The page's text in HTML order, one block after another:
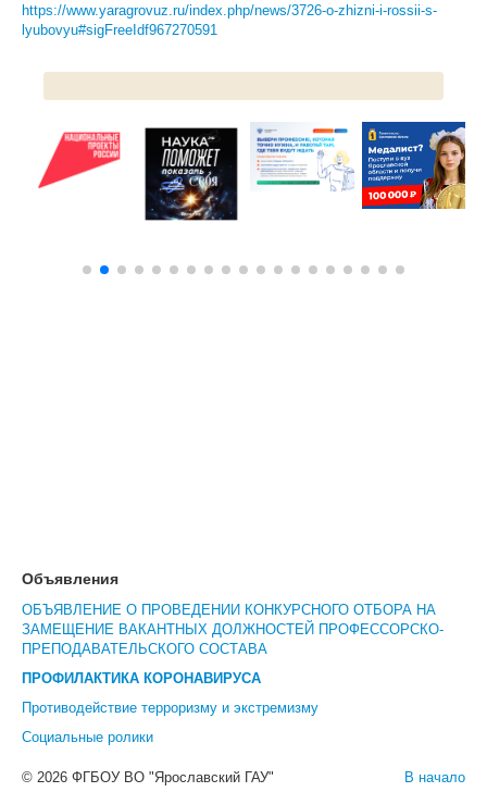
НАУКА И МЕЖДУНАРОДНАЯ ДЕЯТЕЛЬНОСТЬ
ПРОТИВОДЕЙСТВИЕ КОРРУПЦИИ
ФАКУЛЬТЕТЫ
ЖУРНАЛ "ВЕСТНИК АПК ВЕРХНЕВОЛЖЬЯ"
https://www.yaragrovuz.ru/index.php/news/3726-o-zhizni-i-rossii-s-
lyubovyu#sigFreeIdf967270591
Объявления
ОБЪЯВЛЕНИЕ О ПРОВЕДЕНИИ КОНКУРСНОГО ОТБОРА НА
ЗАМЕЩЕНИЕ ВАКАНТНЫХ ДОЛЖНОСТЕЙ ПРОФЕССОРСКО-
ПРЕПОДАВАТЕЛЬСКОГО СОСТАВА
ПРОФИЛАКТИКА КОРОНАВИРУСА
Противодействие терроризму и экстремизму
Социальные ролики
В начало
© 2026 ФГБОУ ВО "Ярославский ГАУ"